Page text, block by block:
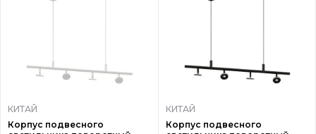
КИТАЙ
Корпус подвесного
КИТАЙ
Корпус подвесного